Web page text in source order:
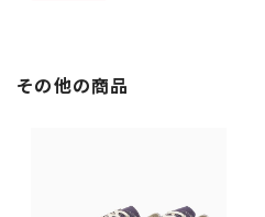
その他の商品